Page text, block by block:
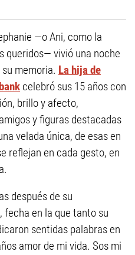
—o Ani, como la
queridos— vivió una noche
memoria. La hija de
celebró sus 15 años con
brillo y afecto,
y figuras destacadas
velada única, de esas en
reflejan en cada gesto, en
después de su
fecha en la que tanto su
sentidas palabras en
amor de mi vida. Sos mi